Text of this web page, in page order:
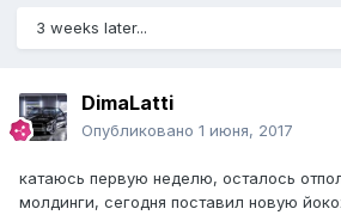
3 weeks later...
DimaLatti
Опубликовано 1 июня, 2017
катаюсь первую неделю, осталось
молдинги, сегодня поставил новую